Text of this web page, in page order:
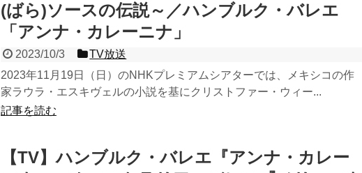
(ばら)ソースの伝説～／ハンブルク・バレエ
「アンナ・カレーニナ」
2023/10/3
TV放送
2023年11月19日（日）のNHKプレミアムシアターでは、メキシコの作
家ラウラ・エスキヴェルの小説を基にクリストファー・ウィー...
記事を読む
【TV】ハンブルク・バレエ『アンナ・カレー